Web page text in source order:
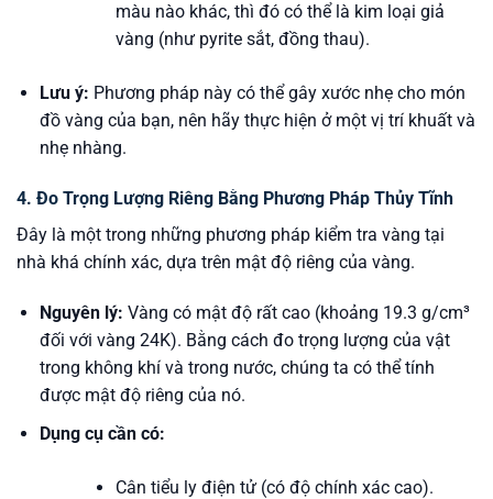
màu nào khác, thì đó có thể là kim loại giả
vàng (như pyrite sắt, đồng thau).
Lưu ý: Phương pháp này có thể gây xước nhẹ cho món
đồ vàng của bạn, nên hãy thực hiện ở một vị trí khuất và
nhẹ nhàng.
4. Đo Trọng Lượng Riêng Bằng Phương Pháp Thủy Tĩnh
Đây là một trong những phương pháp kiểm tra vàng tại
nhà khá chính xác, dựa trên mật độ riêng của vàng.
Nguyên lý: Vàng có mật độ rất cao (khoảng 19.3 g/cm³
đối với vàng 24K). Bằng cách đo trọng lượng của vật
trong không khí và trong nước, chúng ta có thể tính
được mật độ riêng của nó.
Dụng cụ cần có:
Cân tiểu ly điện tử (có độ chính xác cao).